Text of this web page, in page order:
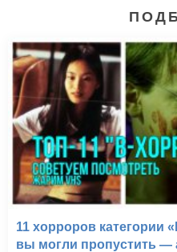
11 хорроров категории
вы могли пропустить —